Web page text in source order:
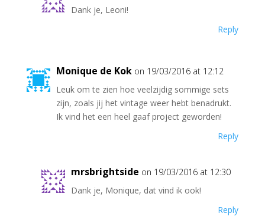
Dank je, Leoni!
Reply
Monique de Kok on 19/03/2016 at 12:12
Leuk om te zien hoe veelzijdig sommige sets
zijn, zoals jij het vintage weer hebt benadrukt.
Ik vind het een heel gaaf project geworden!
Reply
mrsbrightside on 19/03/2016 at 12:30
Dank je, Monique, dat vind ik ook!
Reply